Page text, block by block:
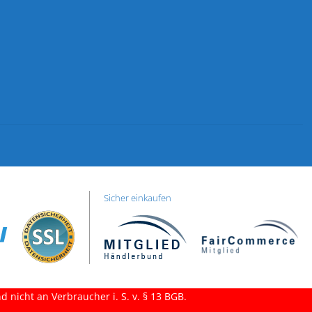
Sicher einkaufen
an Verbraucher i. S. v. § 13 BGB.